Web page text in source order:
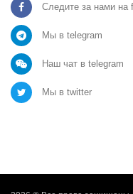
Следите за нами на
Мы в telegram
Наш чат в telegram
Мы в twitter